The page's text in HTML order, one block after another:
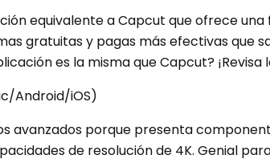
equivalente a Capcut que ofrece
gratuitas y pagas más efectivas que
es la misma que Capcut? ¡Revisa
Android/iOS)
avanzados porque presenta
de resolución de 4K. Genial